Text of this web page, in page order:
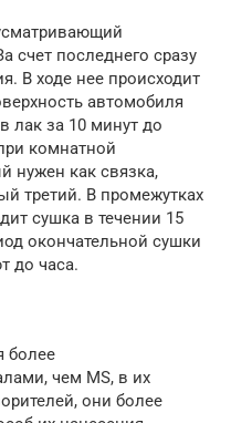
счет последнего сразу
В ходе нее происходит
автомобиля
лак за 10 минут до
комнатной
нужен как связка,
третий. В промежутках
сушка в течении 15
окончательной сушки
до часа.
более
чем MS, в их
они более